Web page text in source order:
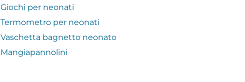
Giochi per neonati
Termometro per neonati
Vaschetta bagnetto neonato
Mangiapannolini